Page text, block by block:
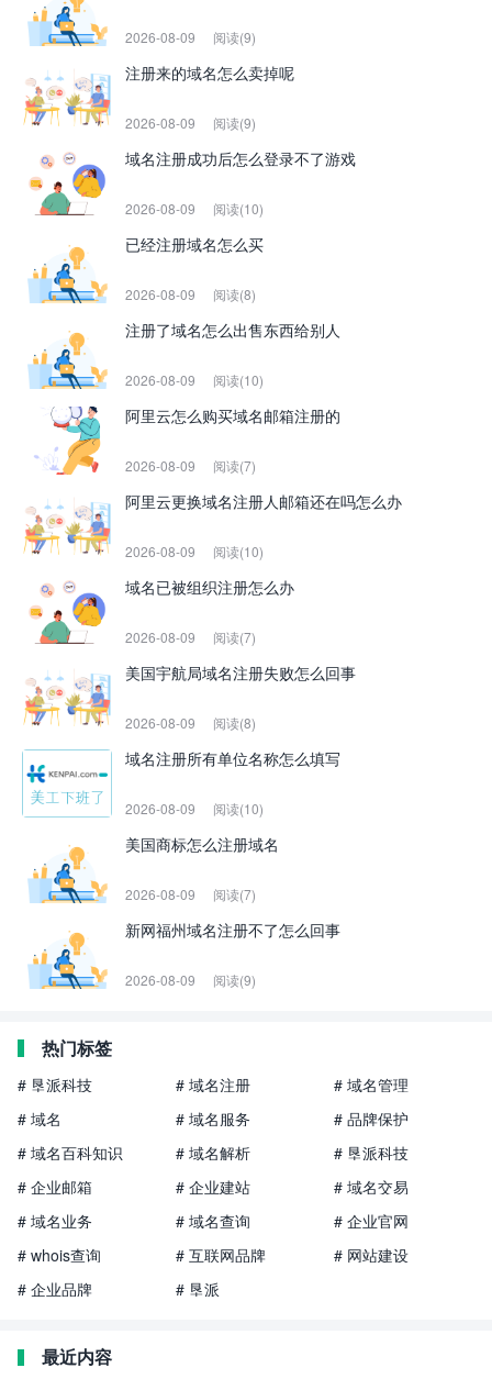
2026-08-09 阅读(9)
注册来的域名怎么卖掉呢
2026-08-09 阅读(9)
域名注册成功后怎么登录不了游戏
2026-08-09 阅读(10)
已经注册域名怎么买
2026-08-09 阅读(8)
注册了域名怎么出售东西给别人
2026-08-09 阅读(10)
阿里云怎么购买域名邮箱注册的
2026-08-09 阅读(7)
阿里云更换域名注册人邮箱还在吗怎么办
2026-08-09 阅读(10)
域名已被组织注册怎么办
2026-08-09 阅读(7)
美国宇航局域名注册失败怎么回事
2026-08-09 阅读(8)
域名注册所有单位名称怎么填写
2026-08-09 阅读(10)
美国商标怎么注册域名
2026-08-09 阅读(7)
新网福州域名注册不了怎么回事
2026-08-09 阅读(9)
热门标签
# 垦派科技 # 域名注册
# 域名管理
# 域名
# 域名服务
# 品牌保护
# 域名百科知识
# 域名解析
# 垦派科技
# 企业邮箱
# 企业建站
# 域名交易
# 域名业务
# 域名查询
# 企业官网
# whois查询
# 互联网品牌
# 网站建设
# 企业品牌
# 垦派
最近内容